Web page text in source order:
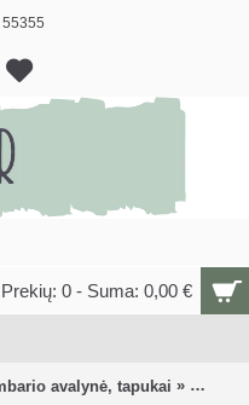
Prekių: 0 - Suma: 0,00 €
avalynė, tapukai »